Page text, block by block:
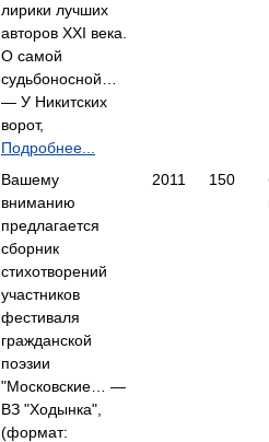
лирики лучших
авторов XXI века.
О самой
судьбоносной…
— У Никитских
ворот,
Подробнее...
Вашему
вниманию
предлагается
сборник
стихотворений
участников
фестиваля
гражданской
поэзии
"Московские… —
ВЗ "Ходынка",
(формат:
2011 150